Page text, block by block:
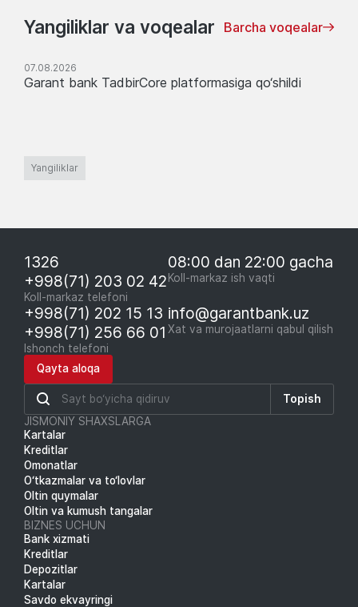
Yangiliklar va voqealar Barcha voqealar
07.08.2026
Garant bank TadbirCore platformasiga qo‘shildi
Yangiliklar
1326
+998(71) 203 02 42
Koll-markaz telefoni
08:00 dan 22:00 gacha
Koll-markaz ish vaqti
+998(71) 202 15 13
+998(71) 256 66 01
Ishonch telefoni
info@garantbank.uz
Xat va murojaatlarni qabul qilish
Qayta aloqa
Topish
JISMONIY SHAXSLARGA
Kartalar
Kreditlar
Omonatlar
O‘tkazmalar va to‘lovlar
Oltin quymalar
Oltin va kumush tangalar
BIZNES UCHUN
Bank xizmati
Kreditlar
Depozitlar
Kartalar
Savdo ekvayringi